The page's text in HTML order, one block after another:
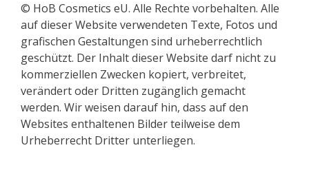
© HoB Cosmetics eU. Alle Rechte vorbehalten. Alle
auf dieser Website verwendeten Texte, Fotos und
grafischen Gestaltungen sind urheberrechtlich
geschützt. Der Inhalt dieser Website darf nicht zu
kommerziellen Zwecken kopiert, verbreitet,
verändert oder Dritten zugänglich gemacht
werden. Wir weisen darauf hin, dass auf den
Websites enthaltenen Bilder teilweise dem
Urheberrecht Dritter unterliegen.